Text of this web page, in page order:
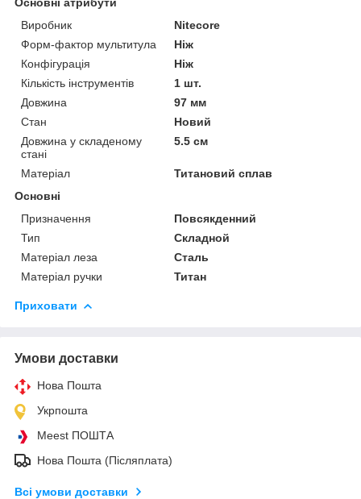
Виробник
Nitecore
Форм-фактор мультитула
Ніж
Конфігурація
Ніж
Кількість інструментів
1 шт.
Довжина
97 мм
Стан
Новий
Довжина у складеному
стані
5.5 см
Матеріал
Титановий сплав
Основні
Призначення
Повсякденний
Тип
Складной
Матеріал леза
Сталь
Матеріал ручки
Титан
Приховати
Умови доставки
Нова Пошта
Укрпошта
Meest ПОШТА
Нова Пошта (Післяплата)
Всі умови доставки